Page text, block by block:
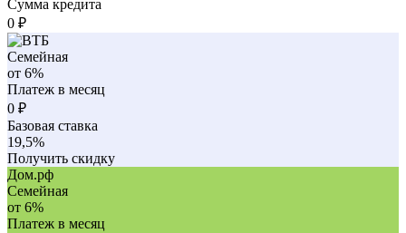
Сумма кредита
0 ₽
Семейная
от 6%
Платеж в месяц
0 ₽
Базовая ставка
19,5%
Получить скидку
Дом.рф
Семейная
от 6%
Платеж в месяц